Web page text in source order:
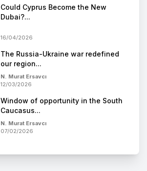
Could Cyprus Become the New
Dubai?...
16/04/2026
The Russia-Ukraine war redefined
our region...
N. Murat Ersavcı
12/03/2026
Window of opportunity in the South
Caucasus...
N. Murat Ersavcı
07/02/2026